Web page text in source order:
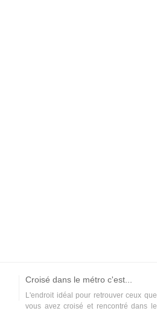
Croisé dans le métro c'est...
L'endroit idéal pour retrouver ceux que
vous avez croisé et rencontré dans le